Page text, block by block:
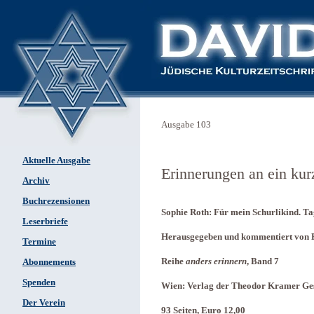
Aktuelle Ausgabe
Archiv
Buchrezensionen
Leserbriefe
Termine
Abonnements
Spenden
Der Verein
Ausgabe 103
Erinnerungen an ein
Sophie Roth: Für mein Schurlikind.
Herausgegeben und kommentiert von
Reihe anders erinnern, Band 7
Wien: Verlag der Theodor Kramer
93 Seiten, Euro 12,00